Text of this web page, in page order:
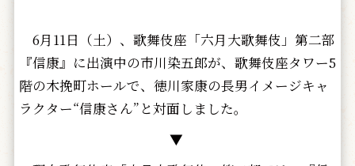
6月11日（土）、歌舞伎座「六月大歌舞伎」第二部
『信康』に出演中の市川染五郎が、歌舞伎座タワー5
階の木挽町ホールで、徳川家康の長男イメージキャ
ラクター“信康さん”と対面しました。
▼